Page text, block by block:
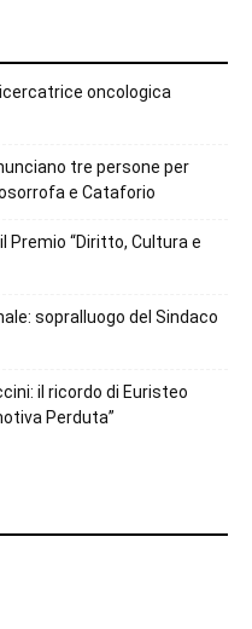
oncologica
tre persone per
e Cataforio
Premio “Diritto, Cultura e
sopralluogo del Sindaco
il ricordo di Euristeo
Perduta”